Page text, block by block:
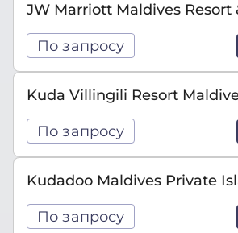
JW Marriott Maldives Resort
По запросу
Kuda Villingili Resort
По запросу
Kudadoo Maldives Private
По запросу